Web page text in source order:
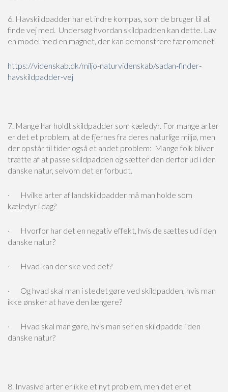
6. Havskildpadder har et indre kompas, som de bruger til at
finde vej med. Undersøg hvordan skildpadden kan dette. Lav
en model med en magnet, der kan demonstrere fænomenet.
https://videnskab.dk/miljo-naturvidenskab/sadan-finder-
havskildpadder-vej
7. Mange har holdt skildpadder som kæledyr. For mange arter
er det et problem, at de fjernes fra deres naturlige miljø, men
der opstår til tider også et andet problem: Mange folk bliver
trætte af at passe skildpadden og sætter den derfor ud i den
danske natur, selvom det er forbudt.
· Hvilke arter af landskildpadder må man holde som
kæledyr i dag?
· Hvorfor har det en negativ effekt, hvis de sættes ud i den
danske natur?
· Hvad kan der ske ved det?
· Og hvad skal man i stedet gøre ved skildpadden, hvis man
ikke ønsker at have den længere?
· Hvad skal man gøre, hvis man ser en skildpadde i den
danske natur?
8. Invasive arter er ikke et nyt problem, men det er et